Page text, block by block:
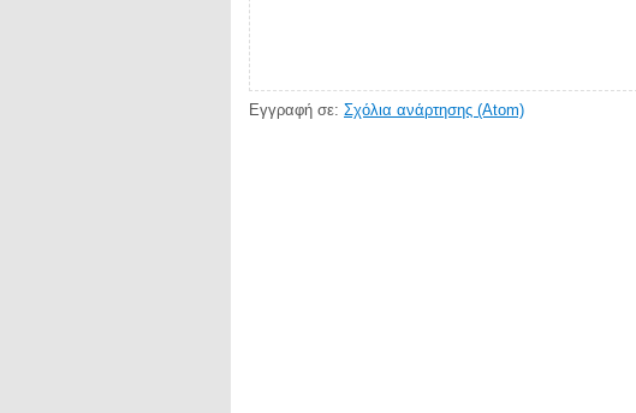
Εγγραφή σε: Σχόλια ανάρτησης (Atom)